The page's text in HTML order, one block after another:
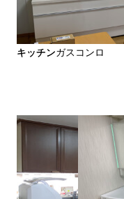
キッチンガスコンロ
キッチン